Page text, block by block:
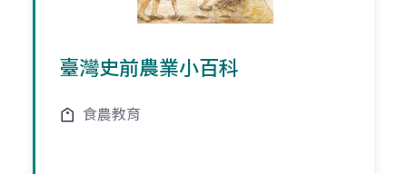
臺灣史前農業小百科
食農教育